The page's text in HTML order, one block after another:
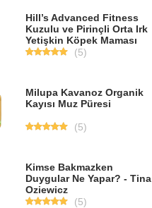
Hill’s Advanced Fitness
Kuzulu ve Pirinçli Orta Irk
Yetişkin Köpek Maması
(5)
Milupa Kavanoz Organik
Kayısı Muz Püresi
(5)
Kimse Bakmazken
Duygular Ne Yapar? - Tina
Oziewicz
(5)